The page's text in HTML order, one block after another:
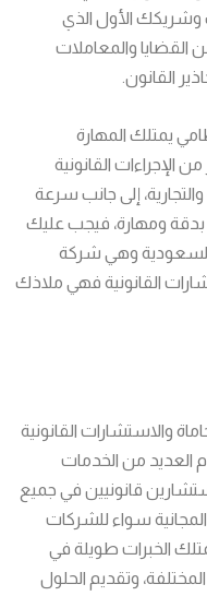
وشريكك الأول الذي
القضايا والمعاملات
القانون.
يمتلك المهارة
الإجراءات القانونية
إلى جانب سرعة
بدقة ومهارة، فيجب عليك
السعودية وهي شركة
القانونية فهي ملاذك
والاستشارات القانونية
العديد من الخدمات
قانونيين في جميع
المجانية سواء للشركات
الخبرات طويلة في
وتقديم الحلول